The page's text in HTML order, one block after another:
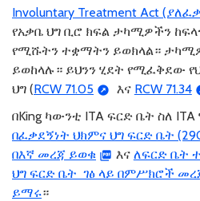
Involuntary Treatment Act
የአቃቤ ህግ ቢሮ ክፍል ታካሚዎችን
የሚሹትን ተቋማትን ይወክላል።
ይወከላሉ። ይህንን ሂደት የሚፈቅደው
ህግ (RCW 71.05 እና RCW 71.34
በKing ካውንቲ ITA ፍርድ ቤት ስለ
በፈቃደኝነት ህክምና ህግ ፍርድ ቤት
በእኛ መረጃ ይወቁ
እና ለፍርድ ቤት
ህግ ፍርድ ቤት ገፅ ላይ በምሥክሮች
ይማሩ።